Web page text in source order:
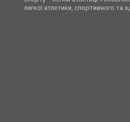
легкої атлетики, спортивного та